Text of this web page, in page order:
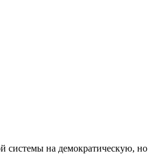
системы на демократическую, но